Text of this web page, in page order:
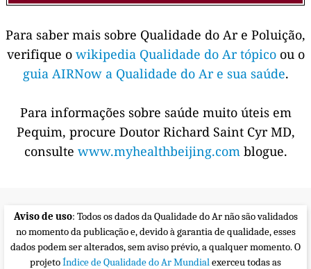
Para saber mais sobre Qualidade do Ar e Poluição,
verifique o wikipedia Qualidade do Ar tópico ou o
guia AIRNow a Qualidade do Ar e sua saúde.
Para informações sobre saúde muito úteis em
Pequim, procure Doutor Richard Saint Cyr MD,
consulte www.myhealthbeijing.com blogue.
Aviso de uso: Todos os dados da Qualidade do Ar não são validados
no momento da publicação e, devido à garantia de qualidade, esses
dados podem ser alterados, sem aviso prévio, a qualquer momento. O
projetoÍndice de Qualidade do Ar Mundial exerceu todas as